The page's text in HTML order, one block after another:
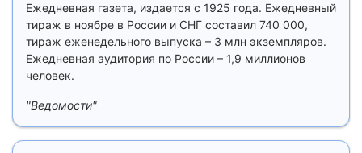
Ежедневная газета, издается с 1925 года. Ежедневный
тираж в ноябре в России и СНГ составил 740 000,
тираж еженедельного выпуска – 3 млн экземпляров.
Ежeдневная аудитория по России – 1,9 миллионов
человек.
"Ведомости"